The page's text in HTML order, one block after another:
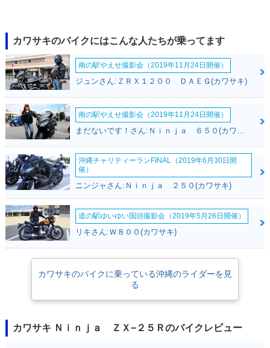
カワサキのバイクにはこんな人たちが乗ってます
南の駅やえせ撮影会（2019年11月24日開催）
ジュンさん:ＺＲＸ１２００ ＤＡＥＧ(カワサキ)
南の駅やえせ撮影会（2019年11月24日開催）
沖縄チャリティーランFINAL（2019年6月30日開
催）
ニンジャさん:Ｎｉｎｊａ ２５０(カワサキ)
道の駅ゆいゆい国頭撮影会（2019年5月26日開催）
リキさん:Ｗ８００(カワサキ)
カワサキのバイクに乗っている沖縄のライダーを見
る
カワサキ Ｎｉｎｊａ ＺＸ−２５Ｒのバイクレビュー